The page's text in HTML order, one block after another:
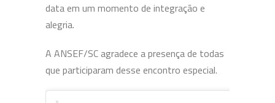
data em um momento de integração e
alegria.
A ANSEF/SC agradece a presença de todas
que participaram desse encontro especial.